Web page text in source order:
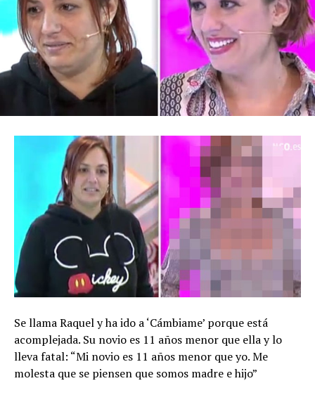
Se llama Raquel y ha ido a ‘Cámbiame’ porque está
acomplejada. Su novio es 11 años menor que ella y lo
lleva fatal: “Mi novio es 11 años menor que yo. Me
molesta que se piensen que somos madre e hijo”